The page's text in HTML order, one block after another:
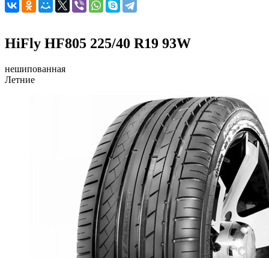
HiFly HF805 225/40 R19 93W
нешипованная
Летние